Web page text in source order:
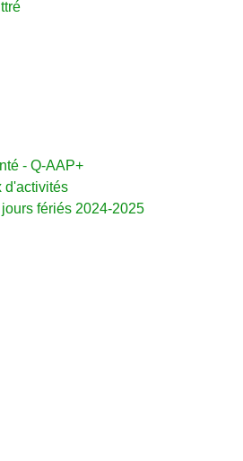
- Q-AAP+
d'activités
fériés 2024-2025